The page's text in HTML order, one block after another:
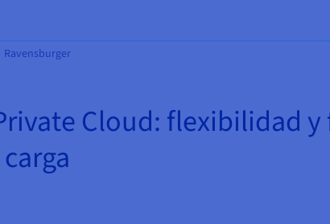
Ravensburger
Cloud: flexibilidad